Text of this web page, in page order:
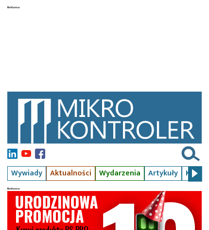
Wywiady Aktualności Wydarzenia Artykuły Kursy